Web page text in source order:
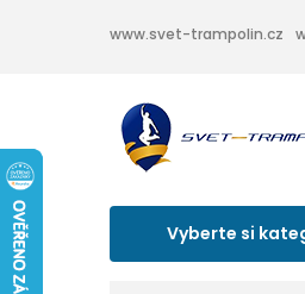
www.svet-trampolin.cz
Vyberte si